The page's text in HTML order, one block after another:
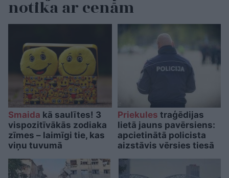
notika ar cenām
Smaida kā saulītes! 3
vispozitīvākās zodiaka
zīmes – laimīgi tie, kas
viņu tuvumā
Priekules traģēdijas
lietā jauns pavērsiens:
apcietinātā policista
aizstāvis vērsies tiesā